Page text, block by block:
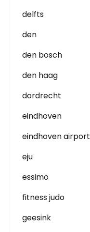
delfts
den
den bosch
den haag
dordrecht
eindhoven
eindhoven airport
eju
essimo
fitness judo
geesink